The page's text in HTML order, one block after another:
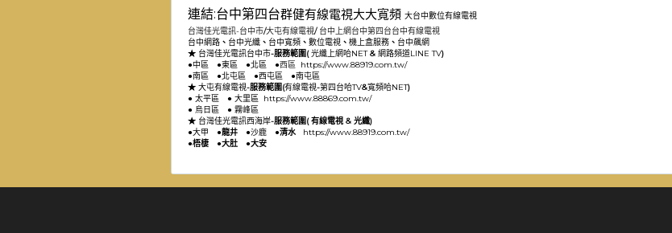
連結:台中第四台群健有線電視大大寬頻 大台中數位有線電視
台灣佳光電訊-台中市/大屯有線電視/ 台中上網台中第四台台中有線電視
台中網路 、 台中光纖 、 台中寬頻 、 數位電視 、 機上盒服務 、 台中飆網
★ 台灣佳光電訊台中市-服務範圍(光纖上網哈NET& 網路頻道LINE TV)
●中區 ●東區 ●北區 ●西區
https://www.88919.com.tw/
●南區 ●北屯區 ●西屯區 ●南屯區
★ 大屯有線電視-服務範圍(有線電視-第四台哈TV&寬頻哈NET)
● 太平區 ● 大里區 https://www.88869.com.tw/
● 烏日區 ● 霧峰區
★ 台灣佳光電訊西海岸-服務範圍( 有線電視 & 光纖)
●大甲 ●龍井 ●沙鹿 ●清水 https://www.88919.com.tw/
●梧棲 ●大肚 ●大安